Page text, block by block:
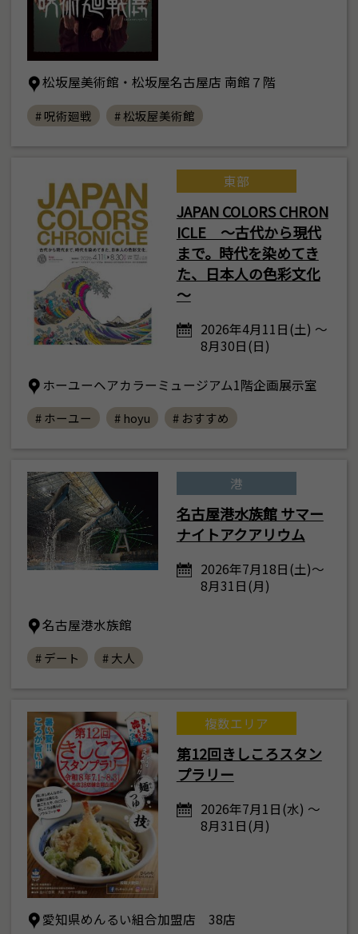
松坂屋美術館・松坂屋名古屋店 南館７階
# 呪術廻戦 # 松坂屋美術館
東部
JAPAN COLORS CHRON
ICLE ～古代から現代
まで。時代を染めてき
た、日本人の色彩文化
～
2026年4月11日(土) ～
8月30日(日)
ホーユーヘアカラーミュージアム1階企画展示室
# ホーユー # hoyu # おすすめ
港
名古屋港水族館 サマー
ナイトアクアリウム
2026年7月18日(土)～
8月31日(月)
名古屋港水族館
# デート # 大人
複数エリア
第12回きしころスタン
プラリー
2026年7月1日(水) ～
8月31日(月)
愛知県めんるい組合加盟店 38店